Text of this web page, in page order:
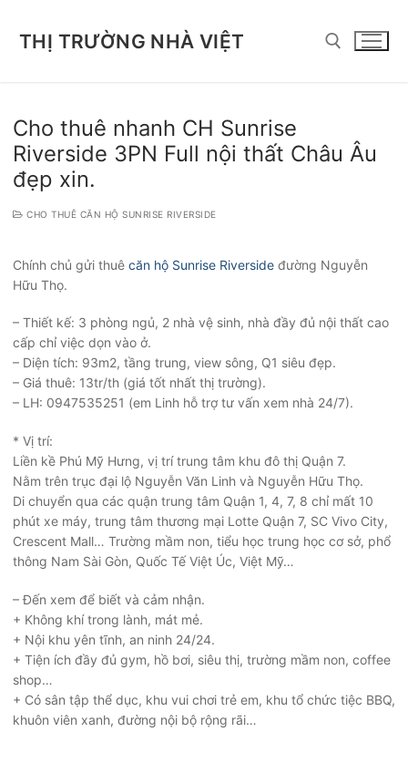
THỊ TRƯỜNG NHÀ VIỆT
Cho thuê nhanh CH Sunrise
Riverside 3PN Full nội thất Châu Âu
đẹp xin.
CHO THUÊ CĂN HỘ SUNRISE RIVERSIDE
Chính chủ gửi thuê căn hộ Sunrise Riverside đường Nguyễn
Hữu Thọ.
– Thiết kế: 3 phòng ngủ, 2 nhà vệ sinh, nhà đầy đủ nội thất cao
cấp chỉ việc dọn vào ở.
– Diện tích: 93m2, tầng trung, view sông, Q1 siêu đẹp.
– Giá thuê: 13tr/th (giá tốt nhất thị trường).
– LH: 0947535251 (em Linh hỗ trợ tư vấn xem nhà 24/7).
* Vị trí:
Liền kề Phú Mỹ Hưng, vị trí trung tâm khu đô thị Quận 7.
Nằm trên trục đại lộ Nguyễn Văn Linh và Nguyễn Hữu Thọ.
Di chuyển qua các quận trung tâm Quận 1, 4, 7, 8 chỉ mất 10
phút xe máy, trung tâm thương mại Lotte Quận 7, SC Vivo City,
Crescent Mall… Trường mầm non, tiểu học trung học cơ sở, phổ
thông Nam Sài Gòn, Quốc Tế Việt Úc, Việt Mỹ…
– Đến xem để biết và cảm nhận.
+ Không khí trong lành, mát mẻ.
+ Nội khu yên tĩnh, an ninh 24/24.
+ Tiện ích đầy đủ gym, hồ bơi, siêu thị, trường mầm non, coffee
shop…
+ Có sân tập thể dục, khu vui chơi trẻ em, khu tổ chức tiệc BBQ,
khuôn viên xanh, đường nội bộ rộng rãi…